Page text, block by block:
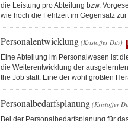
die Leistung pro Abteilung bzw.
wie hoch die Fehlzeit im Gegensatz
Personalentwicklung (Kristoffer Ditz)
Eine Abteilung im Personalwesen ist
die Weiterentwicklung der
the Job statt. Eine der wohl größten
Personalbedarfsplanung (Kristoffer
Bei der Personalbedarfsplanung für